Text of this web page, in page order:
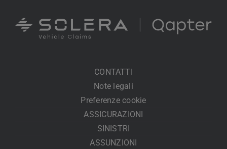
CONTATTI
Note legali
Preferenze cookie
ASSICURAZIONI
SINISTRI
ASSUNZIONI